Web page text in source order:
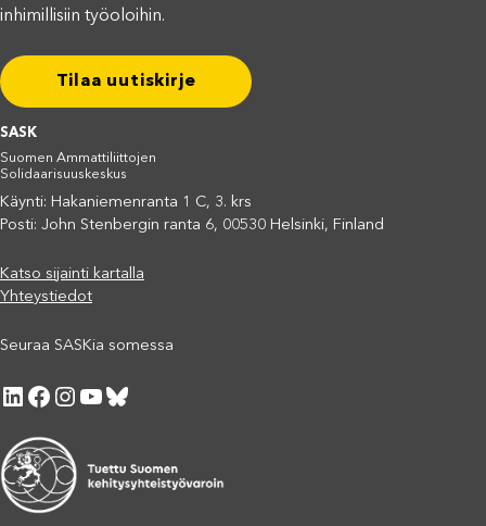
inhimillisiin työoloihin.
Tilaa uutiskirje
SASK
Suomen Ammattiliittojen
Solidaarisuuskeskus
Käynti: Hakaniemenranta 1 C, 3. krs
Posti: John Stenbergin ranta 6, 00530 Helsinki, Finland
Katso sijainti kartalla
Yhteystiedot
Seuraa SASKia somessa
LinkedIn Facebook Instagram YouTube Bluesky